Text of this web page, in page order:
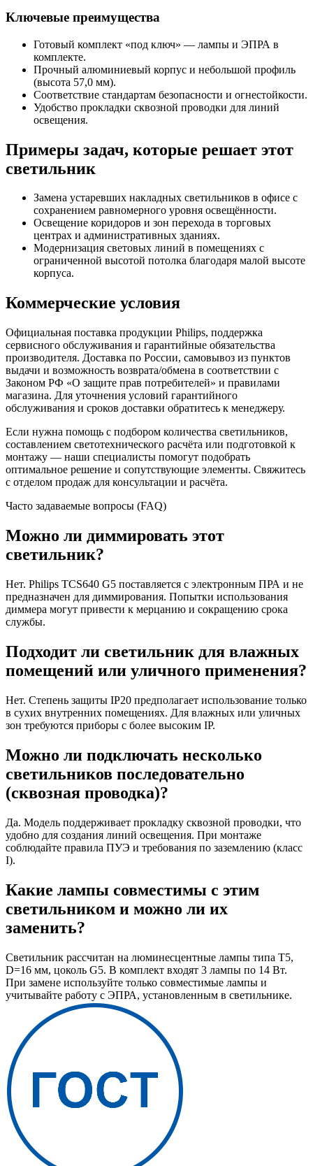
Ключевые преимущества
Готовый комплект «под ключ» — лампы и ЭПРА в
комплекте.
Прочный алюминиевый корпус и небольшой профиль
(высота 57,0 мм).
Соответствие стандартам безопасности и огнестойкости.
Удобство прокладки сквозной проводки для линий
освещения.
Примеры задач, которые решает этот
светильник
Замена устаревших накладных светильников в офисе с
сохранением равномерного уровня освещённости.
Освещение коридоров и зон перехода в торговых
центрах и административных зданиях.
Модернизация световых линий в помещениях с
ограниченной высотой потолка благодаря малой высоте
корпуса.
Коммерческие условия
Официальная поставка продукции Philips, поддержка
сервисного обслуживания и гарантийные обязательства
производителя. Доставка по России, самовывоз из пунктов
выдачи и возможность возврата/обмена в соответствии с
Законом РФ «О защите прав потребителей» и правилами
магазина. Для уточнения условий гарантийного
обслуживания и сроков доставки обратитесь к менеджеру.
Если нужна помощь с подбором количества светильников,
составлением светотехнического расчёта или подготовкой к
монтажу — наши специалисты помогут подобрать
оптимальное решение и сопутствующие элементы. Свяжитесь
с отделом продаж для консультации и расчёта.
Часто задаваемые вопросы (FAQ)
Можно ли диммировать этот
светильник?
Нет. Philips TCS640 G5 поставляется с электронным ПРА и не
предназначен для диммирования. Попытки использования
диммера могут привести к мерцанию и сокращению срока
службы.
Подходит ли светильник для влажных
помещений или уличного применения?
Нет. Степень защиты IP20 предполагает использование только
в сухих внутренних помещениях. Для влажных или уличных
зон требуются приборы с более высоким IP.
Можно ли подключать несколько
светильников последовательно
(сквозная проводка)?
Да. Модель поддерживает прокладку сквозной проводки, что
удобно для создания линий освещения. При монтаже
соблюдайте правила ПУЭ и требования по заземлению (класс
I).
Какие лампы совместимы с этим
светильником и можно ли их
заменить?
Светильник рассчитан на люминесцентные лампы типа T5,
D=16 мм, цоколь G5. В комплект входят 3 лампы по 14 Вт.
При замене используйте только совместимые лампы и
учитывайте работу с ЭПРА, установленным в светильнике.